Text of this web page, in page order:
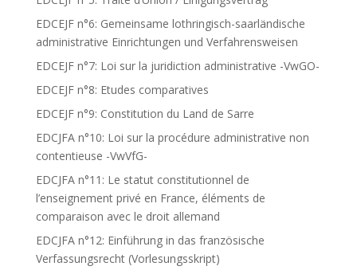
EDCEJF n°6: Gemeinsame lothringisch-saarländische
administrative Einrichtungen und Verfahrensweisen
EDCEJF n°7: Loi sur la juridiction administrative -VwGO-
EDCEJF n°8: Etudes comparatives
EDCEJF n°9: Constitution du Land de Sarre
EDCJFA n°10: Loi sur la procédure administrative non
contentieuse -VwVfG-
EDCJFA n°11: Le statut constitutionnel de
l’enseignement privé en France, éléments de
comparaison avec le droit allemand
EDCJFA n°12: Einführung in das französische
Verfassungsrecht (Vorlesungsskript)